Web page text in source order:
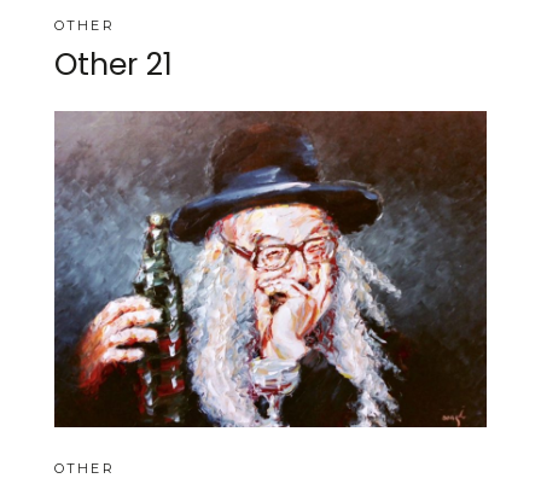
OTHER
Other 21
OTHER